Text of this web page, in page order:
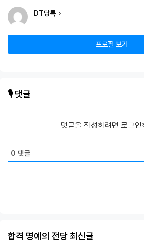
DT당톡
프로필 보기
🎙️ 댓글
댓글을 작성하려면 로그인
0 댓글
합격 명예의 전당 최신글